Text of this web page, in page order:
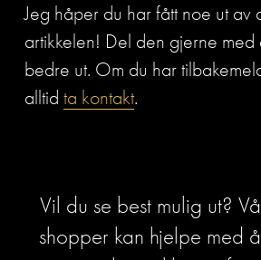
Jeg håper du har fått noe ut av
artikkelen! Del den gjerne med
bedre ut. Om du har
alltid ta kontakt.
Vil du se best mulig ut?
shopper kan hjelpe med